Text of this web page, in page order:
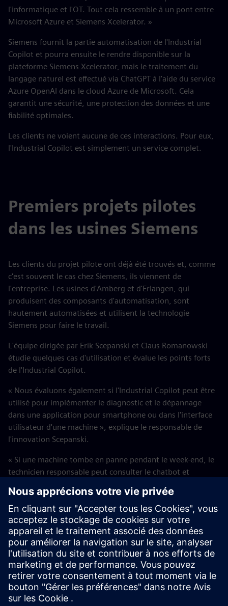
l'informatique et l'OT. Tout cela ressemble à un pont entre
Microsoft Azure et Siemens Xcelerator. »
Siemens fournit la partie automatisation de l'Industrial
Copilot et pourra ensuite le rendre disponible sur la
plateforme Siemens Xcelerator, mais le traitement du
langage naturel est effectué via ChatGPT à l'aide du service
Azure OpenAI dans le cloud Azure de Microsoft. Cela
garantit une sécurité, une protection des données et une
fiabilité optimales.
Les clients ne voient aucune de ces interactions. Pour eux,
l'Industrial Copilot est simplement un service complet.
Premiers projets pilotes
dans les usines Siemens
Les clients du projet pilote ont déjà été trouvés et, comme
c'est souvent le cas chez Siemens, ils viennent de
l'entreprise. Les usines d'Amberg et d'Erlangen, qui
produisent des composants d'automatisation, sont
hautement automatisées et utilisent la technologie
Siemens pour faire le travail.
L'équipe dirigée par Erik Scepanski et Claus Romanowski
étudie quelques cas d'utilisation et évalue les points forts
de l'Industrial Copilot.
« Nous évaluons également si l'Industrial Copilot peut être
utilisé pour implémenter le diagnostic et le dépannage
dans une application pour smartphone ou dans l'interface
utilisateur d'une machine », explique le responsable de
l'innovation Scepanski.
« Si une machine tombe en panne pendant le week-end, le
technicien responsable peut consulter le chatbot et
maison », explique Romanowsky.
« L'Industrial Copilot va révolutionner les bâtiments
industriels », prédit Kai Brasche. Dans des secteurs en
pleine croissance tels que la production de batteries, cela
réduira considérablement le délai de mise sur le marché et
permettra de rendre la fabrication plus flexible. « Et ce n'est
qu'un des nombreux domaines d'application. »